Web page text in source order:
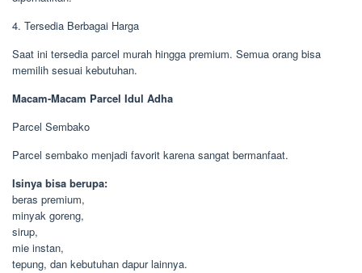
4. Tersedia Berbagai Harga
Saat ini tersedia parcel murah hingga premium. Semua orang bisa
memilih sesuai kebutuhan.
Macam-Macam Parcel Idul Adha
Parcel Sembako
Parcel sembako menjadi favorit karena sangat bermanfaat.
Isinya bisa berupa:
beras premium,
minyak goreng,
sirup,
mie instan,
tepung, dan kebutuhan dapur lainnya.